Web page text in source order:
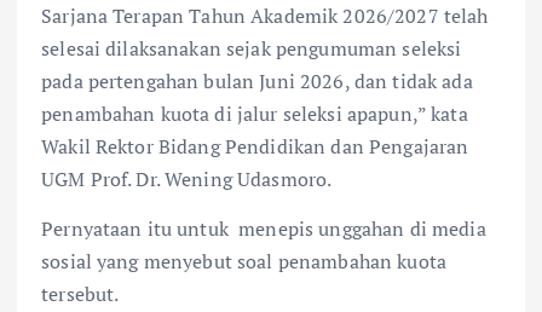
Sarjana Terapan Tahun Akademik 2026/2027 telah
selesai dilaksanakan sejak pengumuman seleksi
pada pertengahan bulan Juni 2026, dan tidak ada
penambahan kuota di jalur seleksi apapun,” kata
Wakil Rektor Bidang Pendidikan dan Pengajaran
UGM Prof. Dr. Wening Udasmoro.
Pernyataan itu untuk menepis unggahan di media
sosial yang menyebut soal penambahan kuota
tersebut.